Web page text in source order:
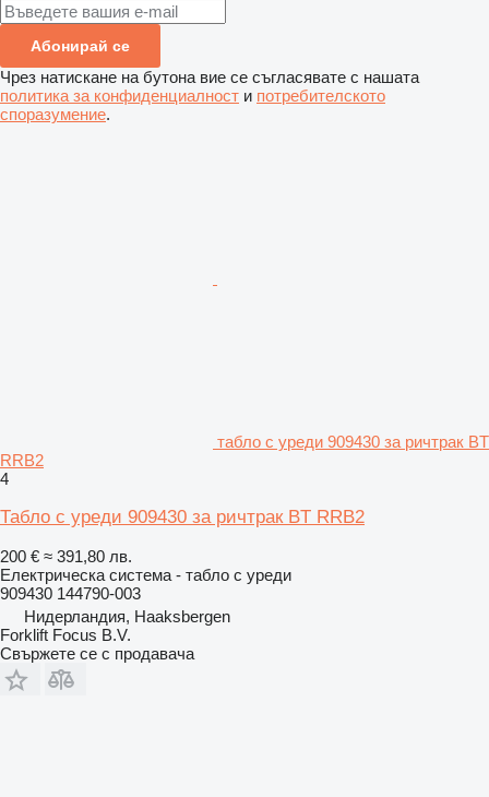
Абонирай се
Чрез натискане на бутона вие се съгласявате с нашата
политика за конфиденциалност и потребителското
споразумение.
табло с уреди 909430 за ричтрак BT
RRB2
4
Табло с уреди 909430 за ричтрак BT RRB2
200 € ≈ 391,80 лв.
Електрическа система - табло с уреди
909430 144790-003
Нидерландия, Haaksbergen
Forklift Focus B.V.
Свържете се с продавача